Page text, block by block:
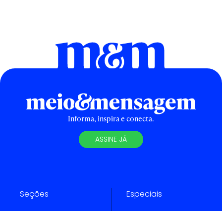
Informa, inspira e conecta.
ASSINE JÁ
Seções Especiais